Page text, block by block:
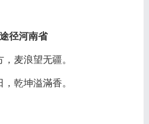
径河南省
麦浪望无疆。
乾坤溢滿香。